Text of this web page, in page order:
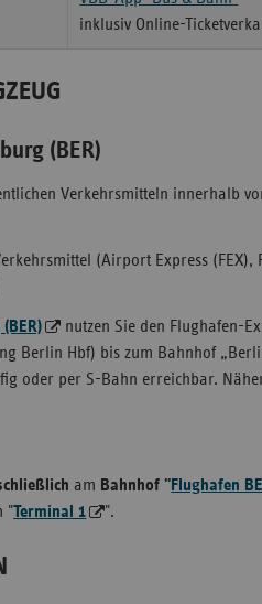
inklusiv Online-
(BER)
Verkehrsmitteln innerhalb
(Airport Express (FEX),
nutzen Sie den Flughafen-
Berlin Hbf) bis zum Bahnhof
oder per S-Bahn erreichbar.
am Bahnhof "Flughafen
"Terminal 1 ".